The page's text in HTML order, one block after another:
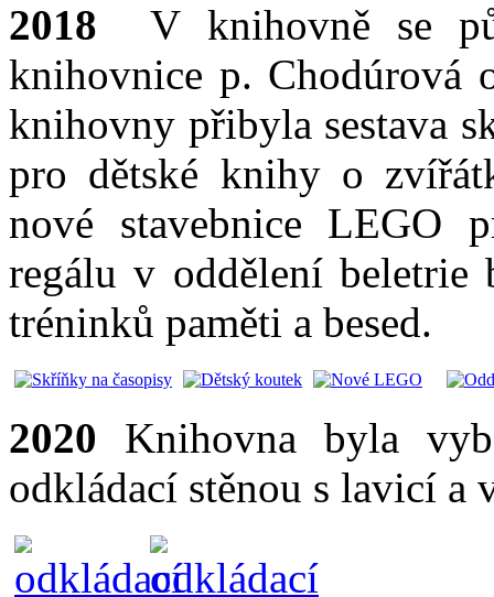
2018V knihovně se
knihovnice p. Chodúrová
knihovny přibyla sestava
pro dětské knihy o
nové stavebnice LEGO
regálu v oddělení beletrie
tréninků paměti a besed.
2020 Knihovna byla
odkládací stěnou s lavicí a